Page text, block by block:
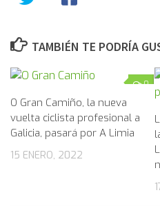
TAMBIÉN TE PODRÍA
0
O Gran Camiño, la nueva
vuelta ciclista profesional a
Galicia, pasará por A Limia
15 ENERO, 2022